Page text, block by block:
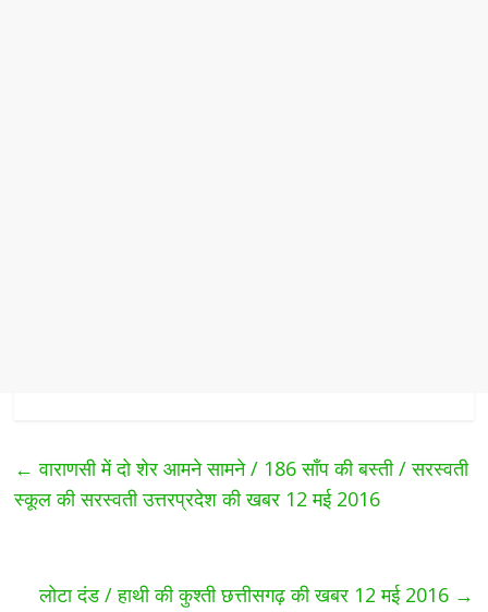
← वाराणसी में दो शेर आमने सामने / 186 साँप की बस्ती / सरस्वती
स्कूल की सरस्वती उत्तरप्रदेश की खबर 12 मई 2016
लोटा दंड / हाथी की कुश्ती छत्तीसगढ़ की खबर 12 मई 2016 →